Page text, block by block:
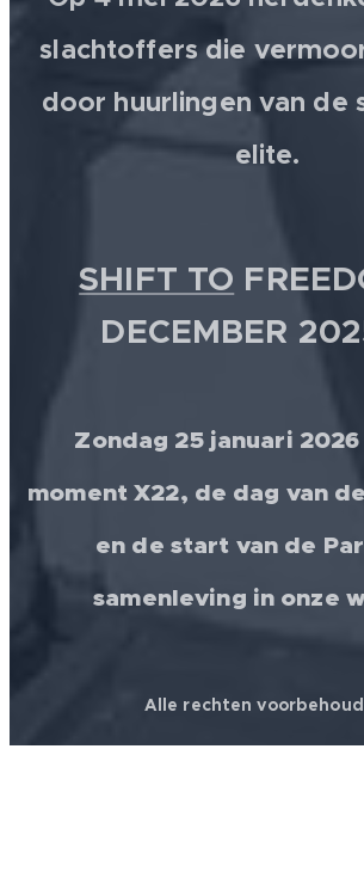
slachtoffers die
door huurlingen van de
elite.
SHIFT TO
DECEMBER
Zondag 25 januari
moment X22, de dag van
en de start van de
samenleving in onze
Alle rechten